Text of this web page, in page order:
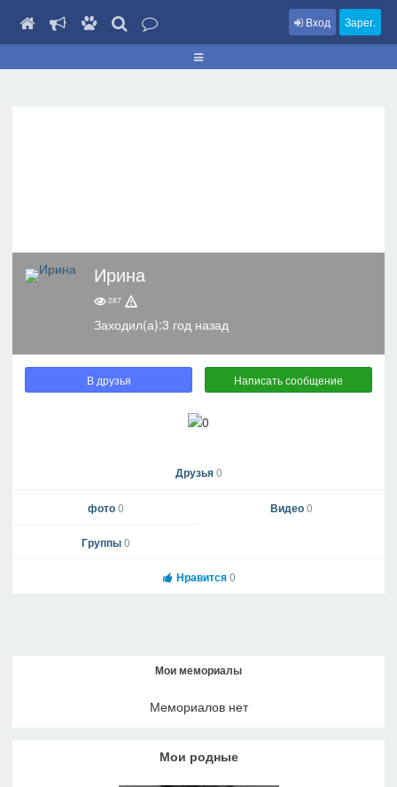
Вход Зарег.
Ирина
287
Заходил(а):3 год назад
В друзья Написать сообщение
Друзья0
фото0 Видео0
Группы0
Нравится0
Мои мемориалы
Мемориалов нет
Мои родные